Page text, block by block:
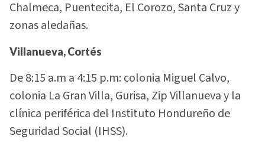
Chalmeca, Puentecita, El Corozo, Santa Cruz y
zonas aledañas.
Villanueva, Cortés
De 8:15 a.m a 4:15 p.m: colonia Miguel Calvo,
colonia La Gran Villa, Gurisa, Zip Villanueva y la
clínica periférica del Instituto Hondureño de
Seguridad Social (IHSS).